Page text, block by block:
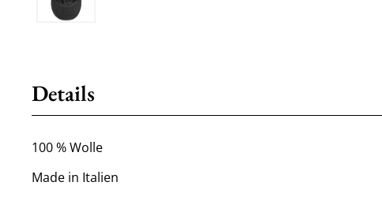
Details
100 % Wolle
Made in Italien